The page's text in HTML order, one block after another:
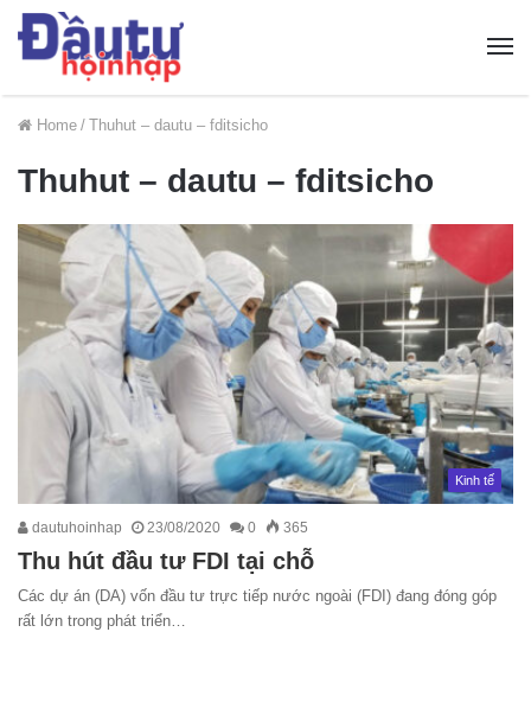
Home / Thuhut – dautu – fditsicho
Thuhut – dautu – fditsicho
Kinh tế
dautuhoinhap 23/08/2020 0 365
Thu hút đầu tư FDI tại chỗ
Các dự án (DA) vốn đầu tư trực tiếp nước ngoài (FDI) đang đóng góp
rất lớn trong phát triển…